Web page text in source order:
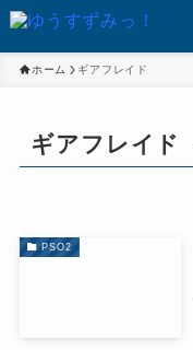
ホーム ギアフレイド
ギアフレイド
PSO2